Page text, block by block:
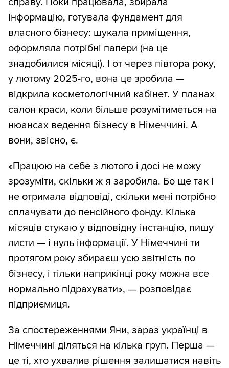
інформацію, готувала фундамент для
власного бізнесу: шукала приміщення,
оформляла потрібні папери (на це
знадобилися місяці). І от через півтора року,
у лютому 2025-го, вона це зробила —
відкрила косметологічний кабінет. У планах
салон краси, коли більше розумітиметься на
нюансах ведення бізнесу в Німеччині. А
вони, звісно, є.
«Працюю на себе з лютого і досі не можу
зрозуміти, скільки ж я заробила. Бо ще так і
не отримала відповіді, скільки мені потрібно
сплачувати до пенсійного фонду. Кілька
місяців стукаю у відповідну інстанцію, пишу
листи — і нуль інформації. У Німеччині ти
протягом року збираєш усю звітність по
бізнесу, і тільки наприкінці року можна все
нормально підрахувати», — розповідає
підприємиця.
За спостереженнями Яни, зараз українці в
Німеччині діляться на кілька груп. Перша —
це ті, хто ухвалив рішення залишатися навіть